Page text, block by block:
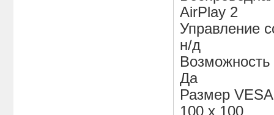
AirPlay 2
Управление
н/д
Возможность
Да
Размер VESA
100 х 100